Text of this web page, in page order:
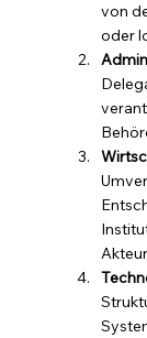
von
oder